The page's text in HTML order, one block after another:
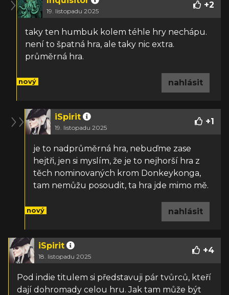
19. listopadu 2025
+2
taky ten humbuk kolem téhle hry nechápu.
není to špatná hra, ale taky nic extra.
průměrná hra.
nový nahlásit
iSpirit
19. listopadu 2025
+1
je to nadprůměrná hra, nebuďme zase
hejtři, jen si myslím, že je to nejhorší hra z
těch nominovaných krom Donkeykonga,
tam nemůžu posoudit, ta hra jde mimo mě.
nový nahlásit
iSpirit
18. listopadu 2025
+4
Pod indie titulem si představuji pár tvůrců, kteří
dají dohromady celou hru. Jak tam může být